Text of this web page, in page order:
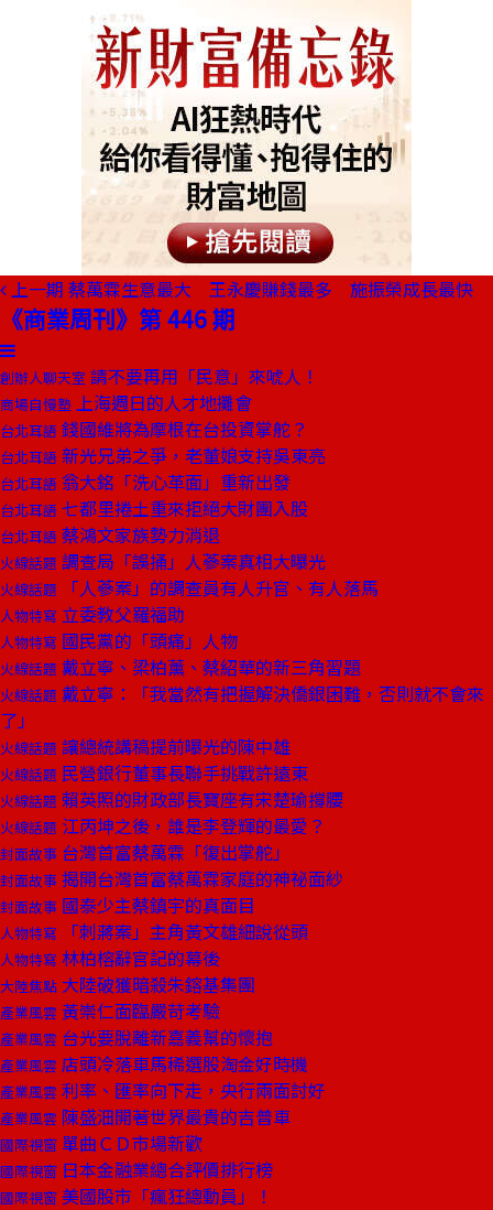
上一期 蔡萬霖生意最大 王永慶賺錢最多 施振榮成長最快
《商業周刊》第 446 期
創辦人聊天室 請不要再用「民意」來唬人！
商場自慢塾 上海週日的人才地攤會
台北耳語 錢國維將為摩根在台投資掌舵？
台北耳語 新光兄弟之爭，老董娘支持吳東亮
台北耳語 翁大銘「洗心革面」重新出發
台北耳語 七都里捲土重來拒絕大財團入股
台北耳語 蔡鴻文家族勢力消退
火線話題 調查局「誤捅」人蔘案真相大曝光
火線話題 「人蔘案」的調查員有人升官、有人落馬
人物特寫 立委教父羅福助
人物特寫 國民黨的「頭痛」人物
火線話題 戴立寧、梁柏薰、蔡紹華的新三角習題
火線話題 戴立寧：「我當然有把握解決僑銀困難，否則就不會來
了」
火線話題 讓總統講稿提前曝光的陳中雄
火線話題 民營銀行董事長聯手挑戰許遠東
火線話題 賴英照的財政部長寶座有宋楚瑜撐腰
火線話題 江丙坤之後，誰是李登輝的最愛？
封面故事 台灣首富蔡萬霖「復出掌舵」
封面故事 揭開台灣首富蔡萬霖家庭的神祕面紗
封面故事 國泰少主蔡鎮宇的真面目
人物特寫 「刺蔣案」主角黃文雄細說從頭
人物特寫 林柏榕辭官記的幕後
大陸焦點 大陸破獲暗殺朱鎔基集團
產業風雲 黃崇仁面臨嚴苛考驗
產業風雲 台光要脫離新嘉義幫的懷抱
產業風雲 店頭冷落車馬稀選股淘金好時機
產業風雲 利率、匯率向下走，央行兩面討好
產業風雲 陳盛沺開著世界最貴的吉普車
國際視窗 單曲ＣＤ市場新歡
國際視窗 日本金融業總合評價排行榜
國際視窗 美國股市「瘋狂總動員」！